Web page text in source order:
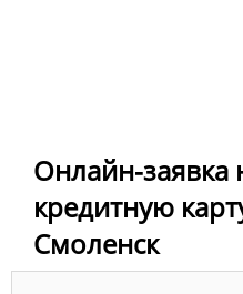
Онлайн-заявка
кредитную
Смоленск